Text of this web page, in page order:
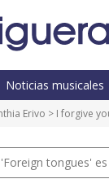
Noticias musicales
Erivo > I forgive
'Foreign tongues'